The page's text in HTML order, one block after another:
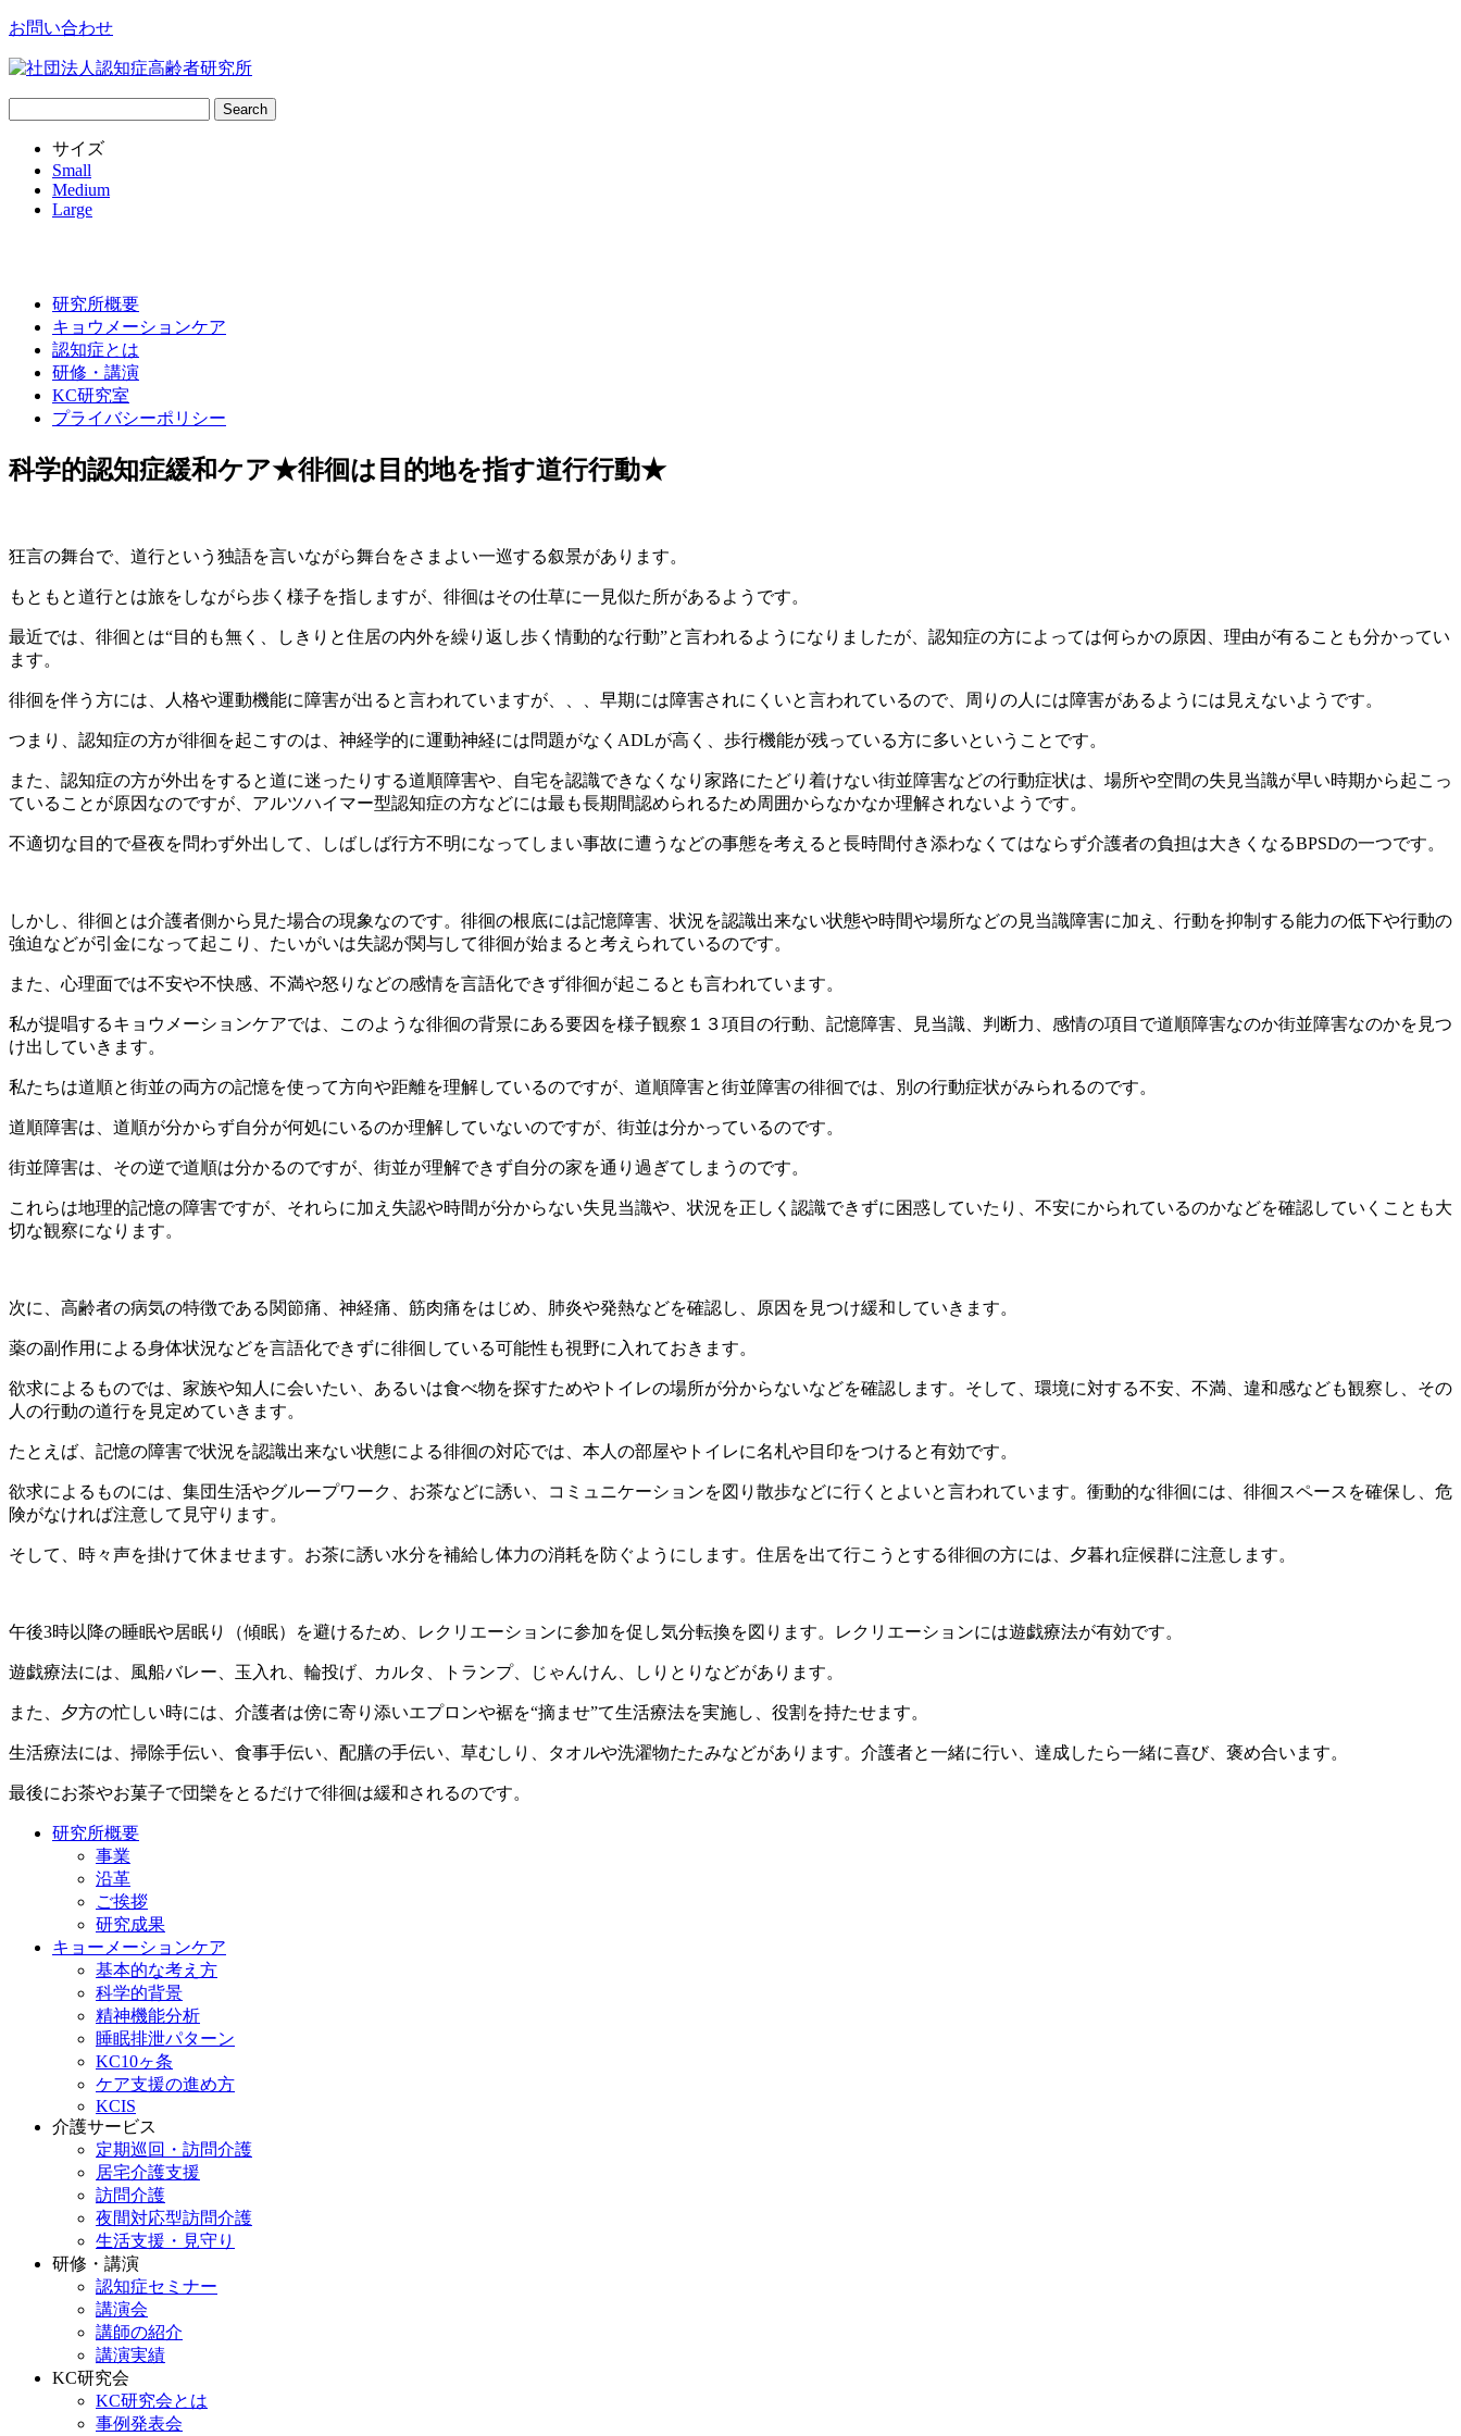
お問い合わせ
サイズ
Small
Medium
Large
研究所概要
キョウメーションケア
認知症とは
研修・講演
KC研究室
プライバシーポリシー
科学的認知症緩和ケア★徘徊は目的地を指す道行行動★
狂言の舞台で、道行という独語を言いながら舞台をさまよい一巡する叙景があります。
もともと道行とは旅をしながら歩く様子を指しますが、徘徊はその仕草に一見似た所があるようです。
最近では、徘徊とは“目的も無く、しきりと住居の内外を繰り返し歩く情動的な行動”と言われるようになりましたが、認知症の方によっては何らかの原因、理由が有ることも分かってい
ます。
徘徊を伴う方には、人格や運動機能に障害が出ると言われていますが、、、早期には障害されにくいと言われているので、周りの人には障害があるようには見えないようです。
つまり、認知症の方が徘徊を起こすのは、神経学的に運動神経には問題がなくADLが高く、歩行機能が残っている方に多いということです。
また、認知症の方が外出をすると道に迷ったりする道順障害や、自宅を認識できなくなり家路にたどり着けない街並障害などの行動症状は、場所や空間の失見当識が早い時期から起こっ
ていることが原因なのですが、アルツハイマー型認知症の方などには最も長期間認められるため周囲からなかなか理解されないようです。
不適切な目的で昼夜を問わず外出して、しばしば行方不明になってしまい事故に遭うなどの事態を考えると長時間付き添わなくてはならず介護者の負担は大きくなるBPSDの一つです。
しかし、徘徊とは介護者側から見た場合の現象なのです。徘徊の根底には記憶障害、状況を認識出来ない状態や時間や場所などの見当識障害に加え、行動を抑制する能力の低下や行動の
強迫などが引金になって起こり、たいがいは失認が関与して徘徊が始まると考えられているのです。
また、心理面では不安や不快感、不満や怒りなどの感情を言語化できず徘徊が起こるとも言われています。
私が提唱するキョウメーションケアでは、このような徘徊の背景にある要因を様子観察１３項目の行動、記憶障害、見当識、判断力、感情の項目で道順障害なのか街並障害なのかを見つ
け出していきます。
私たちは道順と街並の両方の記憶を使って方向や距離を理解しているのですが、道順障害と街並障害の徘徊では、別の行動症状がみられるのです。
道順障害は、道順が分からず自分が何処にいるのか理解していないのですが、街並は分かっているのです。
街並障害は、その逆で道順は分かるのですが、街並が理解できず自分の家を通り過ぎてしまうのです。
これらは地理的記憶の障害ですが、それらに加え失認や時間が分からない失見当識や、状況を正しく認識できずに困惑していたり、不安にかられているのかなどを確認していくことも大
切な観察になります。
次に、高齢者の病気の特徴である関節痛、神経痛、筋肉痛をはじめ、肺炎や発熱などを確認し、原因を見つけ緩和していきます。
薬の副作用による身体状況などを言語化できずに徘徊している可能性も視野に入れておきます。
欲求によるものでは、家族や知人に会いたい、あるいは食べ物を探すためやトイレの場所が分からないなどを確認します。そして、環境に対する不安、不満、違和感なども観察し、その
人の行動の道行を見定めていきます。
たとえば、記憶の障害で状況を認識出来ない状態による徘徊の対応では、本人の部屋やトイレに名札や目印をつけると有効です。
欲求によるものには、集団生活やグループワーク、お茶などに誘い、コミュニケーションを図り散歩などに行くとよいと言われています。衝動的な徘徊には、徘徊スペースを確保し、危
険がなければ注意して見守ります。
そして、時々声を掛けて休ませます。お茶に誘い水分を補給し体力の消耗を防ぐようにします。住居を出て行こうとする徘徊の方には、夕暮れ症候群に注意します。
午後3時以降の睡眠や居眠り（傾眠）を避けるため、レクリエーションに参加を促し気分転換を図ります。レクリエーションには遊戯療法が有効です。
遊戯療法には、風船バレー、玉入れ、輪投げ、カルタ、トランプ、じゃんけん、しりとりなどがあります。
また、夕方の忙しい時には、介護者は傍に寄り添いエプロンや裾を“摘ませ”て生活療法を実施し、役割を持たせます。
生活療法には、掃除手伝い、食事手伝い、配膳の手伝い、草むしり、タオルや洗濯物たたみなどがあります。介護者と一緒に行い、達成したら一緒に喜び、褒め合います。
最後にお茶やお菓子で団欒をとるだけで徘徊は緩和されるのです。
研究所概要
事業
沿革
ご挨拶
研究成果
キョーメーションケア
基本的な考え方
科学的背景
精神機能分析
睡眠排泄パターン
KC10ヶ条
ケア支援の進め方
KCIS
介護サービス
定期巡回・訪問介護
居宅介護支援
訪問介護
夜間対応型訪問介護
生活支援・見守り
研修・講演
認知症セミナー
講演会
講師の紹介
講演実績
KC研究会
KC研究会とは
事例発表会